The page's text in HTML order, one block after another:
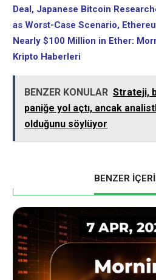
Deal, Japanese Bitcoin
as Worst-Case Scenario,
Nearly $100 Million in Ether:
Kripto Haberleri
BENZER KONULAR Strateji,
paniğe yol açtı, ancak
olduğunu söylüyor
BENZER